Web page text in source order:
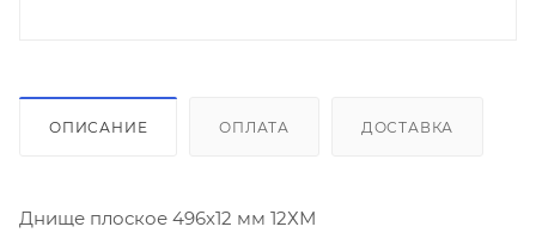
ОПИСАНИЕ ОПЛАТА ДОСТАВКА
Днище плоское 496х12 мм 12ХМ